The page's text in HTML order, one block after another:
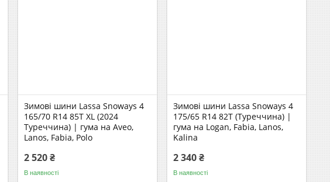
Зимові шини Lassa Snoways 4
165/70 R14 85T XL (2024
Туреччина) | гума на Aveo,
Lanos, Fabia, Polo
2 520 ₴
В наявності
Зимові шини Lassa Snoways 4
175/65 R14 82T (Туреччина) |
гума на Logan, Fabia, Lanos,
Kalina
2 340 ₴
В наявності